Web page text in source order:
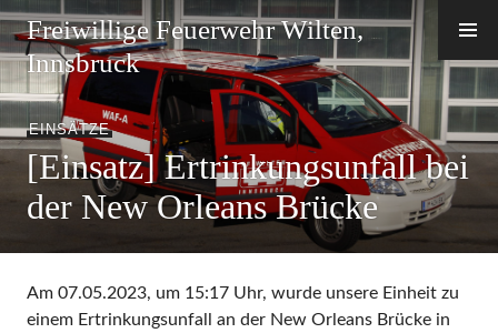
Zum
Inhalt
springen
Freiwillige Feuerwehr Wilten,
Innsbruck
EINSÄTZE
[Einsatz] Ertrinkungsunfall bei
der New Orleans Brücke
Am 07.05.2023, um 15:17 Uhr, wurde unsere Einheit zu
einem Ertrinkungsunfall an der New Orleans Brücke in